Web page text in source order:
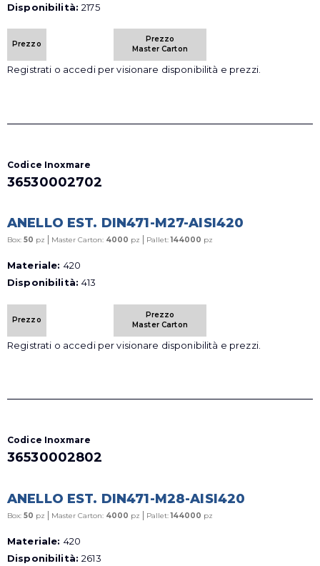
Disponibilità:2175
Prezzo
Prezzo
Master Carton
Registrati o accedi per visionare disponibilità e prezzi.
Codice Inoxmare
36530002702
ANELLO EST. DIN471-M27-AISI420
Box: 50 pz | Master Carton: 4000 pz | Pallet:144000 pz
Materiale: 420
Disponibilità:413
Prezzo
Prezzo
Master Carton
Registrati o accedi per visionare disponibilità e prezzi.
Codice Inoxmare
36530002802
ANELLO EST. DIN471-M28-AISI420
Box: 50 pz | Master Carton: 4000 pz | Pallet:144000 pz
Materiale: 420
Disponibilità:2613